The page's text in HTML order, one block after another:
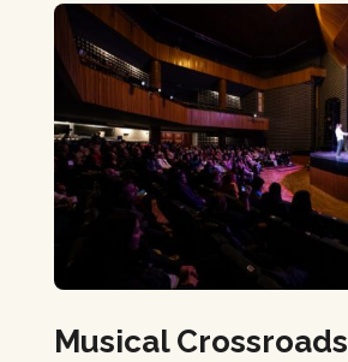
Musical Crossroads